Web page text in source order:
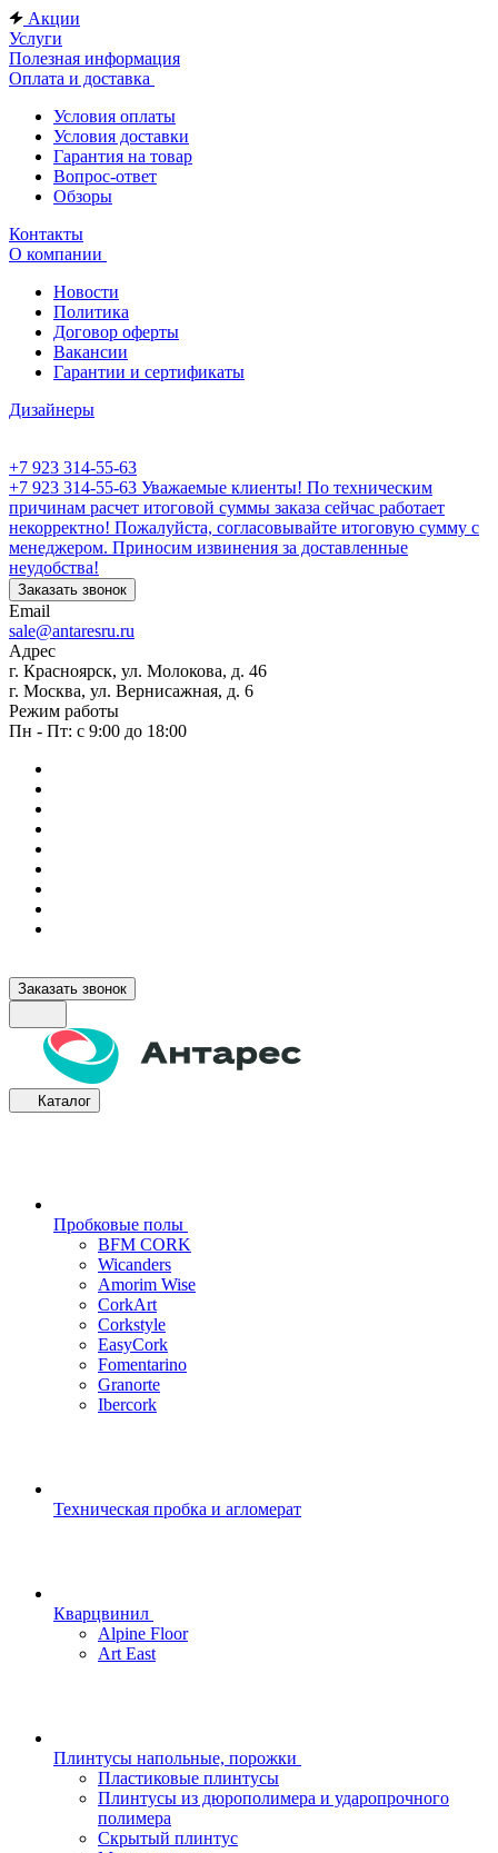
Акции
Услуги
Полезная информация
Оплата и доставка
Условия оплаты
Условия доставки
Гарантия на товар
Вопрос-ответ
Обзоры
Контакты
О компании
Новости
Политика
Договор оферты
Вакансии
Гарантии и сертификаты
Дизайнеры
+7 923 314-55-63
+7 923 314-55-63 Уважаемые клиенты! По техническим
причинам расчет итоговой суммы заказа сейчас работает
некорректно! Пожалуйста, согласовывайте итоговую сумму с
менеджером. Приносим извинения за доставленные
неудобства!
Заказать звонок
Email
sale@antaresru.ru
Адрес
г. Красноярск, ул. Молокова, д. 46
г. Москва, ул. Вернисажная, д. 6
Режим работы
Пн - Пт: с 9:00 до 18:00
Заказать звонок
Каталог
Пробковые полы
BFM CORK
Wicanders
Amorim Wise
CorkArt
Corkstyle
EasyCork
Fomentarino
Granorte
Ibercork
Техническая пробка и агломерат
Кварцвинил
Alpine Floor
Art East
Плинтусы напольные, порожки
Пластиковые плинтусы
Плинтусы из дюрополимера и ударопрочного
полимера
Скрытый плинтус